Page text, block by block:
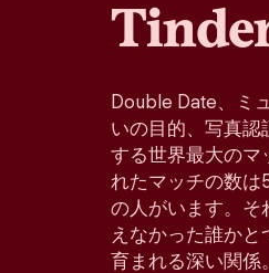
Double Date、ミ
いの目的、写真
する世界最大のマ
れたマッチの数は
の人がいます。
えなかった誰か
育まれる深い関係